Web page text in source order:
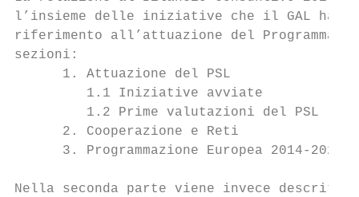
l’insieme delle iniziative che il GAL ha
riferimento all’attuazione del Programma
sezioni:
      1. Attuazione del PSL
         1.1 Iniziative avviate
         1.2 Prime valutazioni del PSL
      2. Cooperazione e Reti
      3. Programmazione Europea 2014-2020
Nella seconda parte viene invece